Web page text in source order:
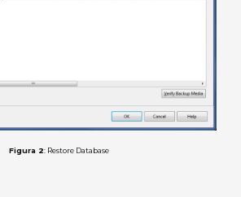
Figura 2: Restore Database